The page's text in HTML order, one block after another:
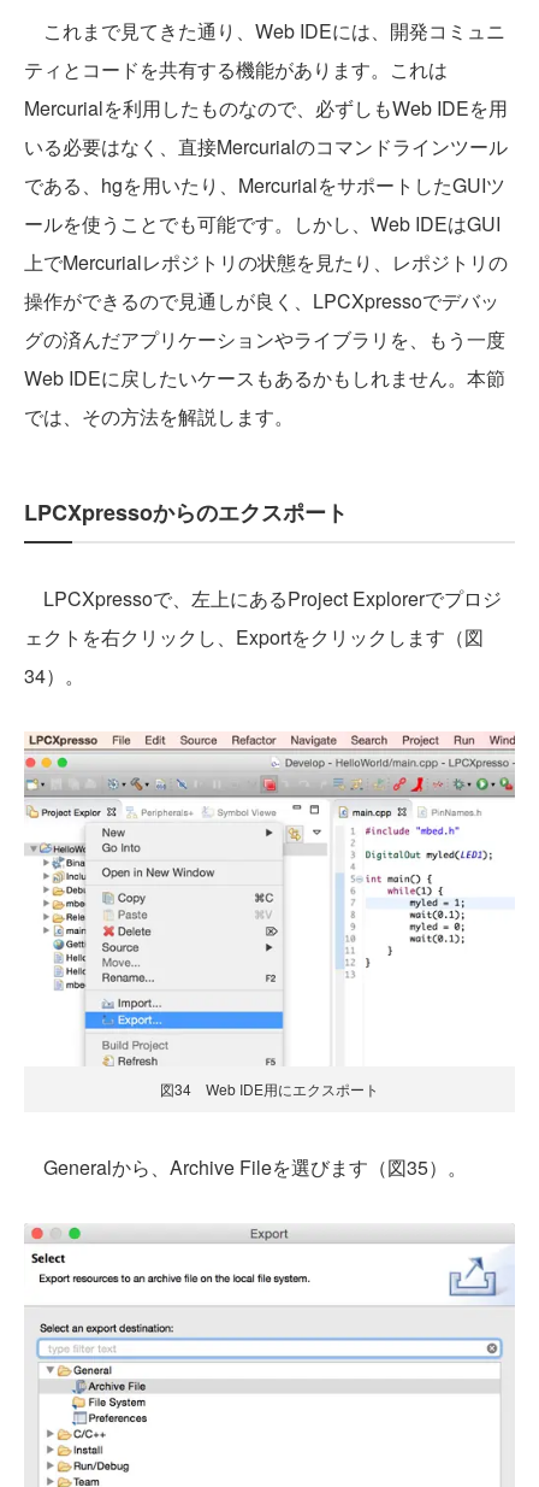
これまで見てきた通り、Web IDEには、開発コミュニ
ティとコードを共有する機能があります。これは
Mercurialを利用したものなので、必ずしもWeb IDEを用
いる必要はなく、直接Mercurialのコマンドラインツール
である、hgを用いたり、MercurialをサポートしたGUIツ
ールを使うことでも可能です。しかし、Web IDEはGUI
上でMercurialレポジトリの状態を見たり、レポジトリの
操作ができるので見通しが良く、LPCXpressoでデバッ
グの済んだアプリケーションやライブラリを、もう一度
Web IDEに戻したいケースもあるかもしれません。本節
では、その方法を解説します。
LPCXpressoからのエクスポート
LPCXpressoで、左上にあるProject Explorerでプロジ
ェクトを右クリックし、Exportをクリックします（図
34）。
図34 Web IDE用にエクスポート
Generalから、Archive Fileを選びます（図35）。